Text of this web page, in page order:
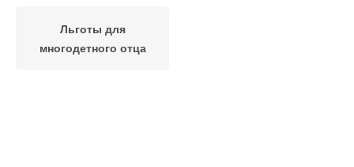
Льготы для
многодетного отца